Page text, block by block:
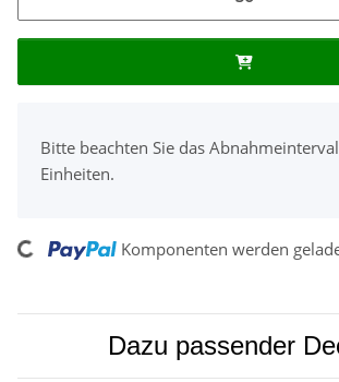
Bitte beachten Sie das
Einheiten.
Komponenten werden
Dazu passender